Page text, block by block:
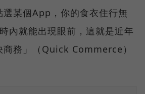
選某個App，你的食衣住行無
內就能出現眼前，這就是近年
務」（Quick Commerce）